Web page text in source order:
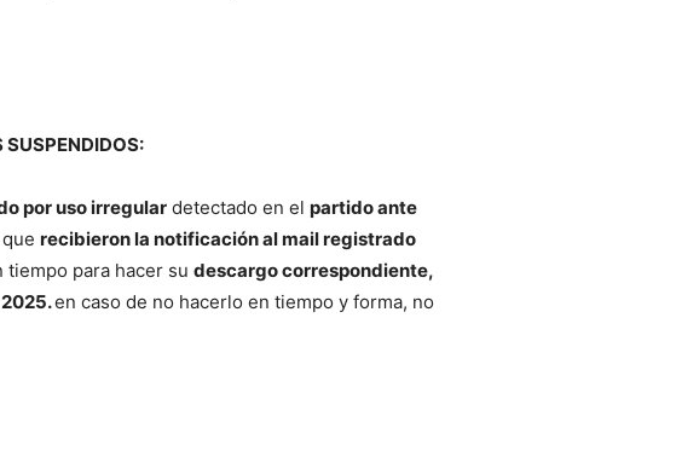
SUSPENDIDOS:
por uso irregular detectado en el partido ante
recibieron la notificación al mail registrado
para hacer su descargo correspondiente,
en caso de no hacerlo en tiempo y forma, no